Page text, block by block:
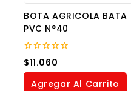
BOTA AGRICOLA BATA
PVC N°40
0
out
of
$11.060
Agregar Al Carrito